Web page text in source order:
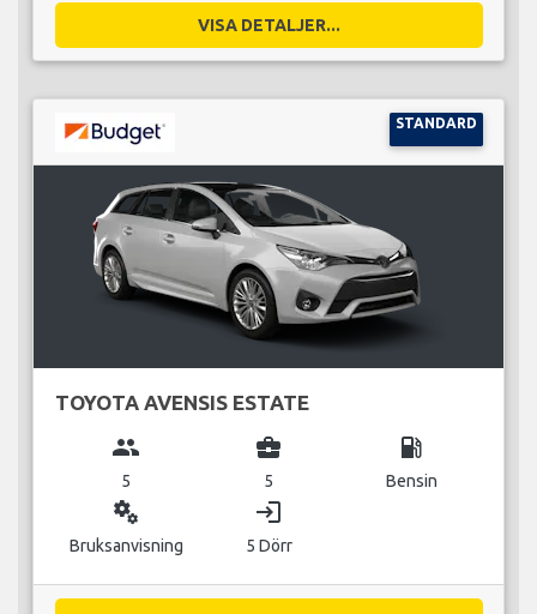
VISA DETALJER...
STANDARD
TOYOTA AVENSIS ESTATE
group
5
business_center
5
local_gas_station
Bensin
miscellaneous_services
Bruksanvisning
login
5 Dörr